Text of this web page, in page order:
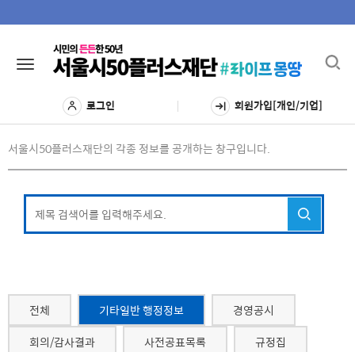
Toggle
navigation
로그인 회원가입[개인/기업]
서울시50플러스재단의 각종 정보를 공개하는 창구입니다.
전체 기타일반 행정정보
경영공시
회의/감사결과
사전공표목록
규정집